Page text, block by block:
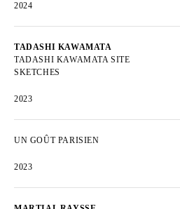
2024
TADASHI KAWAMATA
TADASHI KAWAMATA SITE
SKETCHES
2023
UN GOÛT PARISIEN
2023